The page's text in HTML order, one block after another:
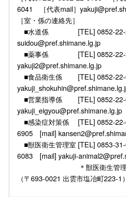
6041 ［代表mail］
［室・係の連絡先］
■水道係 [TEL] 0852-22-
suidou@pref.shimane.lg.jp
■薬事係 [TEL] 0852-22-
yakuji2@pref.shimane.lg.jp
■食品衛生係 [TEL] 0852-
■営業指導係 [TEL] 0852-
yakuji_eigyou@pref.shimane.lg.jp
■感染症対策係 [TEL] 0852-
6905 [mail]
■獣医衛生管理室 [TEL] 0853-
6083 [mail] yakuji-
＊獣医衛生管理室は
（〒693-0021 出雲市塩冶町223-1